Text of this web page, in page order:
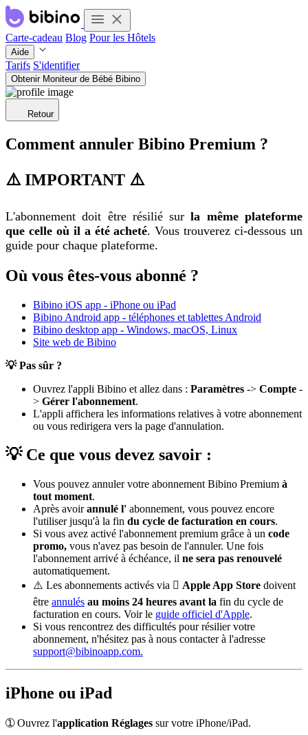
Carte-cadeau Blog Pour les Hôtels
Aide
Tarifs S'identifier
Obtenir Moniteur de Bébé Bibino
Retour
Comment annuler Bibino Premium ?
⚠️ IMPORTANT ⚠️
L'abonnement doit être résilié surla même plateforme
que celle où il a été acheté. Vous trouverez ci-dessous un
guide pour chaque plateforme.
Où vous êtes-vous abonné ?
Bibino iOS app - iPhone ou iPad
Bibino Android app - téléphones et tablettes Android
Bibino desktop app - Windows, macOS, Linux
Site web de Bibino
💡 Pas sûr ?
Ouvrez l'appli Bibino et allez dans : Paramètres -> Compte -
> Gérer l'abonnement.
L'appli affichera les informations relatives à votre abonnement
ou vous redirigera vers la page d'annulation.
💡 Ce que vous devez savoir :
Vous pouvez annuler votre abonnement Bibino Premium à
tout moment.
Après avoirannulé l' abonnement, vous pouvez encore
l'utiliser jusqu'à la fin du cycle de facturation en cours.
Si vous avez activé l'abonnement premium grâce à un code
promo, vous n'avez pas besoin de l'annuler. Une fois
l'abonnement arrivé à échéance, il ne sera pas renouvelé
automatiquement.
⚠️ Les abonnements activés via  Apple App Store doivent
être annulés au moins 24 heures avant la fin du cycle de
facturation en cours. Voir le guide officiel d'Apple.
Si vous rencontrez des difficultés pour résilier votre
abonnement, n'hésitez pas à nous contacter à l'adresse
support@bibinoapp.com.
iPhone ou iPad
➀ Ouvrez l'application Réglages sur votre iPhone/iPad.